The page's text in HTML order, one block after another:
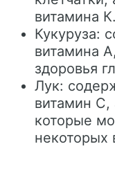
витамина К.
Кукуруза:
витамина
здоровья
Лук:
витамин С,
которые
некоторых